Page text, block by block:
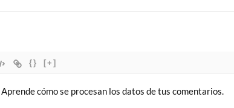
{} [+]
Aprende cómo se procesan los datos de tus comentarios.